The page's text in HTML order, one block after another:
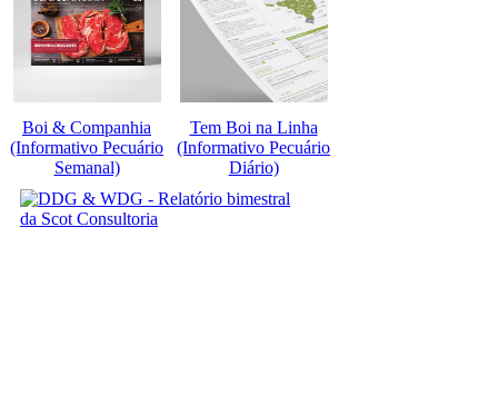
Boi & Companhia
(Informativo Pecuário
Semanal)
Tem Boi na Linha
(Informativo Pecuário
Diário)